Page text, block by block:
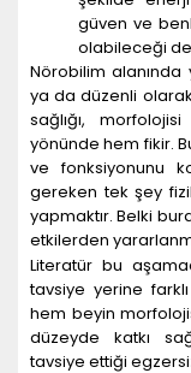
güven ve
olabileceği
Nörobilim alanında
ya da düzenli
sağlığı,
yönünde hem fikir.
ve fonksiyonunu
gereken tek şey
yapmaktır. Belki
etkilerden
Literatür bu
tavsiye yerine
hem beyin
düzeyde katkı
tavsiye ettiği